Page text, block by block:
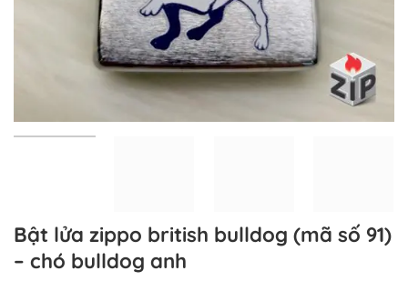
Bật lửa zippo british bulldog (mã số 91)
– chó bulldog anh